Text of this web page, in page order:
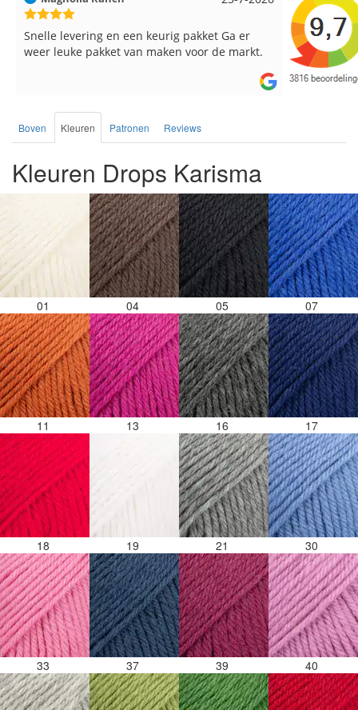
Reeds meerdere keren breigaren en
breinaalden besteld, altijd heel tevreden over
Snelle
Boven Kleuren Patronen Reviews
Kleuren Drops Karisma
01 04 05 07
11 13 16 17
18 19 21 30
33 37 39 40